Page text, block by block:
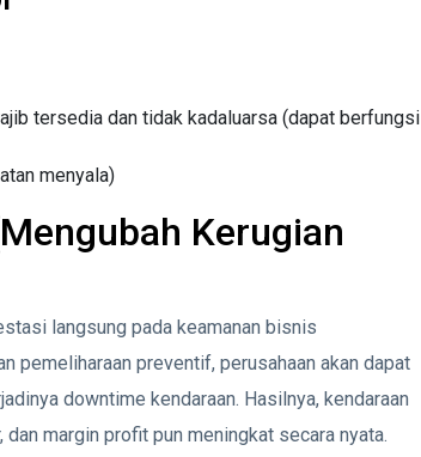
tersedia dan tidak kadaluarsa (dapat berfungsi
menyala)
Kerugian
langsung pada keamanan bisnis
pemeliharaan preventif, perusahaan akan dapat
downtime kendaraan. Hasilnya, kendaraan
margin profit pun meningkat secara nyata.